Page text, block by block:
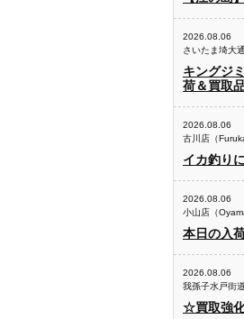
2026.08.06
さいたま埼大
キングジ
荷＆買取
2026.08.06
古川店（
イカ釣り
2026.08.06
小山店（
本日の入
2026.08.06
我孫子水戸街
☆買取強